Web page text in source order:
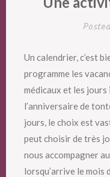
Un calendrier, c’est
programme les
médicaux et les
l’anniversaire de
jours, le choix est
peut choisir de très
nous accompagner
lorsqu’arrive le mois